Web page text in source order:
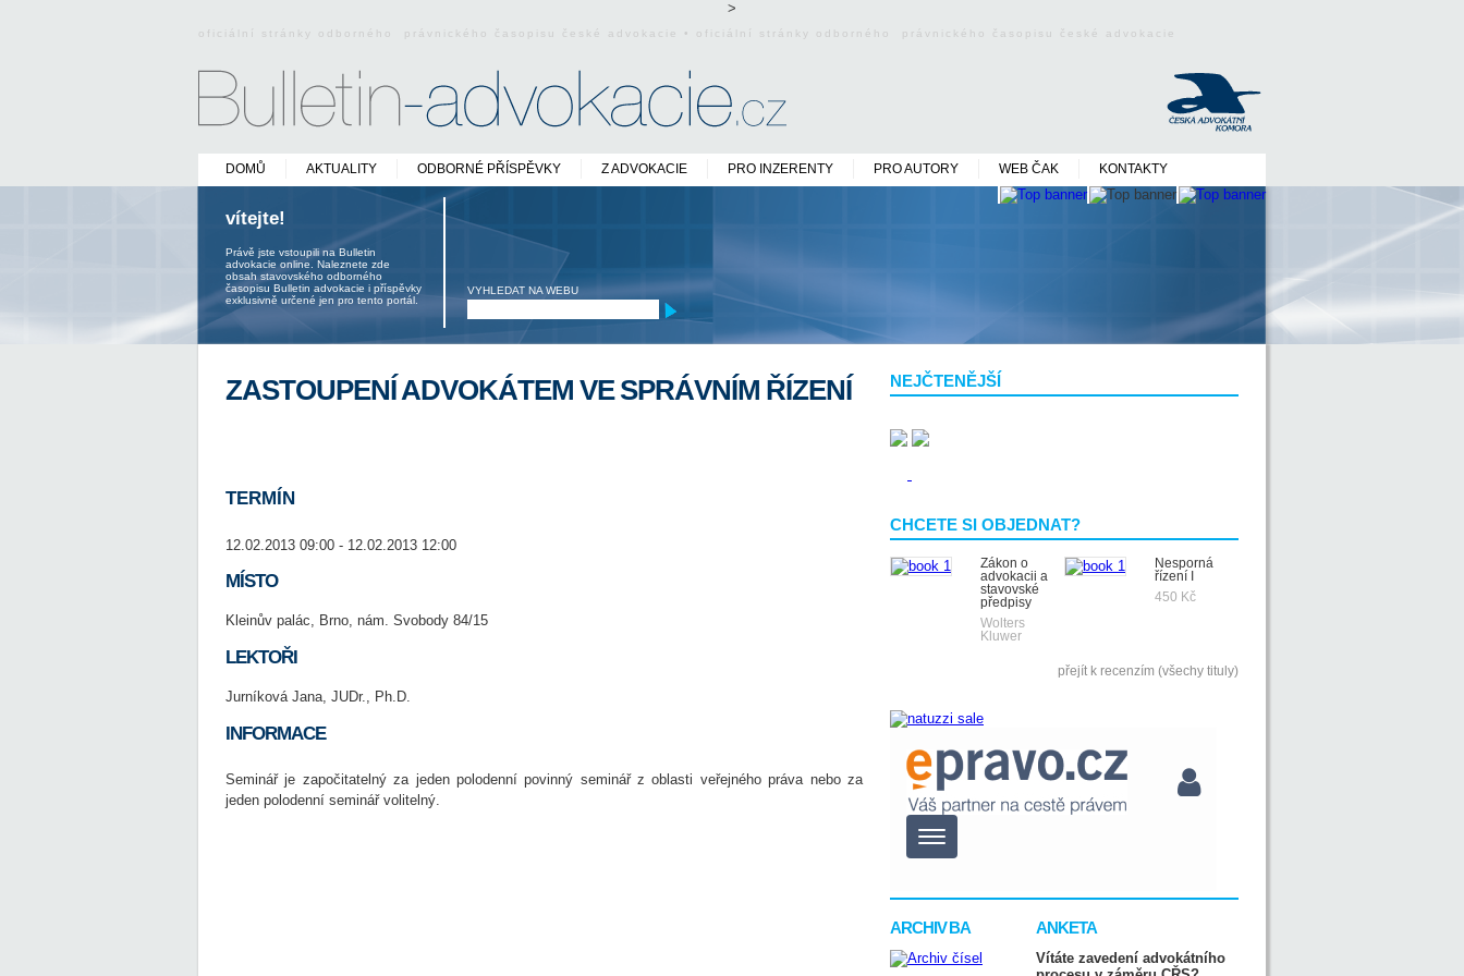
>
oficiální stránky odborného právnického časopisu české advokacie • oficiální stránky odborného právnického časopisu české advokacie
DOMŮ AKTUALITY ODBORNÉ PŘÍSPĚVKY Z ADVOKACIE PRO INZERENTY PRO AUTORY WEB ČAK KONTAKTY
vítejte!
Právě jste vstoupili na Bulletin
advokacie online. Naleznete zde
obsah stavovského odborného
časopisu Bulletin advokacie i příspěvky
exklusivně určené jen pro tento portál.
VYHLEDAT NA WEBU
NEJČTENĚJŠÍ
CHCETE SI OBJEDNAT?
Zákon o
advokacii a
stavovské
předpisy
Wolters
Kluwer
Nesporná
řízení I
450 Kč
přejít k recenzím (všechy tituly)
ARCHIV BA ANKETA
Vítáte zavedení advokátního
ZASTOUPENÍ ADVOKÁTEM VE SPRÁVNÍM ŘÍZENÍ
TERMÍN
12.02.2013 09:00 - 12.02.2013 12:00
MÍSTO
Kleinův palác, Brno, nám. Svobody 84/15
LEKTOŘI
Jurníková Jana, JUDr., Ph.D.
INFORMACE
Seminář je započitatelný za jeden polodenní povinný seminář z oblasti veřejného práva nebo za
jeden polodenní seminář volitelný.